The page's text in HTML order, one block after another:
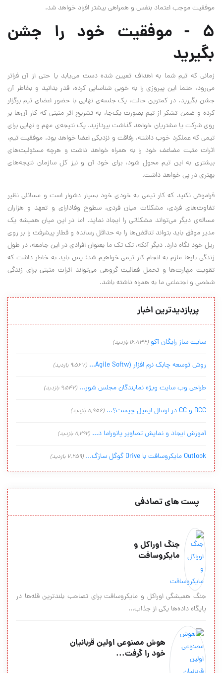
موفقیت موجب اعتماد بنفس و همراهی بیشتر افراد خواهد شد.
۵ - موفقیت خود را جشن
بگیرید
زمانی که تیم شما به اهداف تعیین شده دست می‌یابد یا حتی از آن فراتر
می‌رود، حتما این پیروزی را به خوبی شناسایی کرده، قدر بدانید و بخاطر آن
جشن بگیرید. در کمترین حالت، یک جلسه‌ی نهایی با حضور اعضای تیم برگزار
کرده و ضمن تشکر از تیم بصورت یک‌جا، به تشریح اثر مثبتی که کار آن‌ها بر
روی شرکت یا مشتریان خواهد گذاشت بپردازید. یک نتیجه‌ی مهم و نهایی برای
تیمی که عملکرد خوب داشته، رفاقت و نزدیکی اعضا خواهد بود. موفقیت تیم،
اثرات مثبت مضاعف خود را به همراه خواهد داشت و هرچه مسئولیت‌های
بیشتری به این تیم محول شود، برای خود آن و نیز کل سازمان نتیجه‌های
بهتری در پی خواهد داشت.
فراموش نکنید که کار تیمی به خودی خود بسیار دشوار است و مسائلی نظیر
تفاوت‌های فردی، مشکلات میان فردی، سطوح وفادارای و تعهد و هزاران
مساله‌ی دیگر می‌تواند مشکلاتی را ایجاد نماید. اما در این میان همیشه یک
مدیر موفق باید بتواند تناقض‌ها را به حداقل رسانده و قطار پیشرفت را بر روی
ریل خود نگاه دارد. دیگر آنکه، تک تک ما بعنوان افرادی در این جامعه، در طول
زندگی بارها ملزم به انجام کار تیمی خواهیم شد؛ پس باید به خاطر داشت که
تقویت مهارت‌ها و تحمل فعالیت گروهی می‌تواند اثرات مثبتی برای زندگی
شخصی و اجتماعی ما به همراه داشته باشد.
پربازدیدترین اخبار
سایت ساز رایگان آکو (16,832 بازدید)
روش توسعه چابک نرم افزار (Agile Softw... (9,567 بازدید)
طراحی وب سایت ویژه نمایندگان مجلس شور... (9,542 بازدید)
BCC و CC در ارسال ایمیل چیست؟... (8,956 بازدید)
آموزش ایجاد و نمایش تصاویر پانوراما د... (8,292 بازدید)
Outlook مایکروسافت با Drive گوگل سازگ... (7,259 بازدید)
پست های تصادفی
جنگ اوراکل و
مايکروسافت
جنگ همیشگی اوراکل و مایکروسافت برای تصاحب بلندترین قله‌ها در
پایگاه داده‌ها یکی از جذاب...
هوش مصنوعی اولین قربانیان
خود را گرفت...